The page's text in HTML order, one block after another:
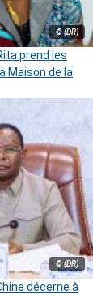
© (DR)
prend les
Maison de la
© (DR)
décerne à